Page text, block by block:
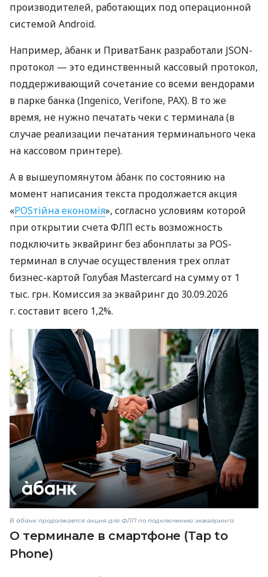
производителей, работающих под операционной
системой Android.
Например, àбанк и ПриватБанк разработали JSON-
протокол — это единственный кассовый протокол,
поддерживающий сочетание со всеми вендорами
в парке банка (Ingenico, Verifone, PAX). В то же
время, не нужно печатать чеки с терминала (в
случае реализации печатания терминального чека
на кассовом принтере).
А в вышеупомянутом àбанк по состоянию на
момент написания текста продолжается акция
«POSтійна економія», согласно условиям которой
при открытии счета ФЛП есть возможность
подключить эквайринг без абонплаты за POS-
терминал в случае осуществления трех оплат
бизнес-картой Голубая Mastercard на сумму от 1
тыс. грн. Комиссия за эквайринг до 30.09.2026
г. составит всего 1,2%.
В àбанк продолжается акция для ФЛП по подключению эквайринга
О терминале в смартфоне (Tap to
Phone)